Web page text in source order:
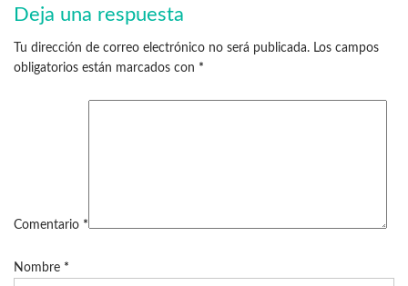
Deja una respuesta
Tu dirección de correo electrónico no será publicada. Los campos
obligatorios están marcados con *
Comentario *
Nombre *